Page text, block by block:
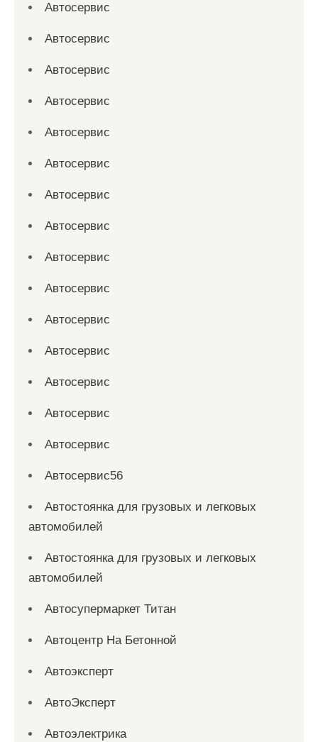
Автосервис
Автосервис
Автосервис
Автосервис
Автосервис
Автосервис
Автосервис
Автосервис
Автосервис
Автосервис
Автосервис
Автосервис
Автосервис
Автосервис
Автосервис
Автосервис56
Автостоянка для грузовых и легковых
автомобилей
Автостоянка для грузовых и легковых
автомобилей
Автосупермаркет Титан
Автоцентр На Бетонной
Автоэксперт
АвтоЭксперт
Автоэлектрика